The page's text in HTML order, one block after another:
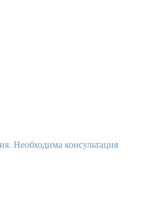
Необходима консультация